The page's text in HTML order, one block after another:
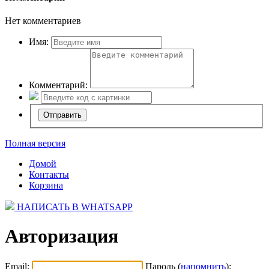
Нет комментариев
Имя:
Комментарий:
Полная версия
Домой
Контакты
Корзина
НАПИСАТЬ В WHATSAPP
Авторизация
Email: Пароль (напомнить):